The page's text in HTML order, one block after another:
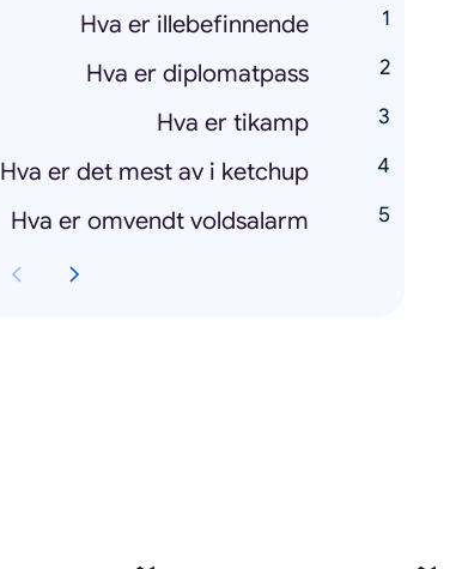
Hva er illebefinnende
Hva er diplomatpass
Hva er tikamp
Hva er det mest av i ketchup
Hva er omvendt voldsalarm